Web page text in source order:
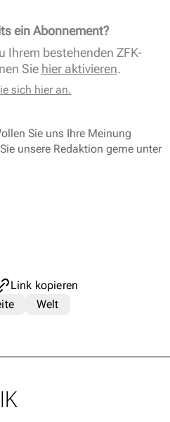
ein Abonnement?
Ihrem bestehenden ZFK-
Sie hier aktivieren.
sich hier an.
Sie uns Ihre Meinung
unsere Redaktion gerne unter
Link kopieren
Welt